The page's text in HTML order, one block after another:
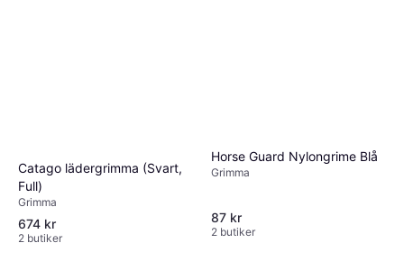
Catago lädergrimma (Svart,
Full)
Grimma
674 kr
2 butiker
Horse Guard Nylongrime Blå
Grimma
87 kr
2 butiker